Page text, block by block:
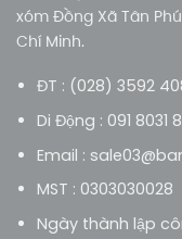
xóm Đồng Xã Tân
Chí Minh.
ĐT : (028) 3592
Di Động : 091 8031
Email :
MST : 0303030028
Ngày thành lập